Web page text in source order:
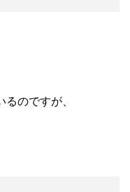
のですが、